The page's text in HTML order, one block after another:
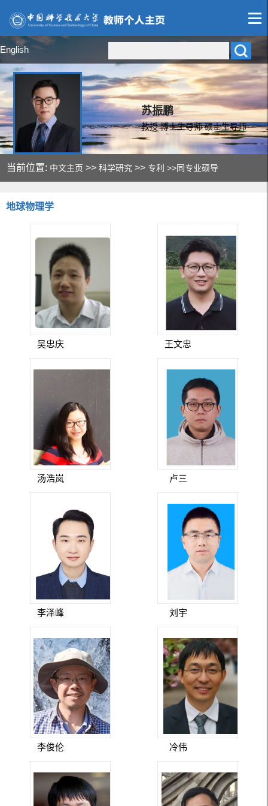
English
苏振鹏
教授 博士生导师 硕士生导师
当前位置: 中文主页 >>科学研究 >>专利 >>同专业硕导
地球物理学
吴忠庆 王文忠
汤浩岚 卢三
李泽峰 刘宇
李俊伦 冷伟